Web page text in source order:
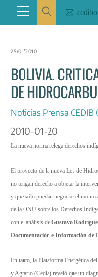
content
Menu
25/01/2010
BOLIVIA.
DE
Noticias Prensa CEDIB
2010-01-20
La nueva norma relega derechos
El proyecto de la nueva Ley de
no tengan derecho a objetar la
y que sólo puedan negociar el
de la ONU sobre los Derechos
con el análisis deGustavo
Documentación e Información de
En tanto, la Plataforma Energética
y Agrario (Cedla) reveló que un